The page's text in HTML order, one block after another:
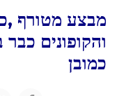
מבצע מטורף
והקופונים
כמובן